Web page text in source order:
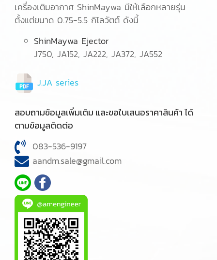
เครื่องเติมอากาศ ShinMaywa มีให้เลือกหลายรุ่น
ตั้งแต่ขนาด 0.75-5.5 กิโลวัตต์ ดังนี้
ShinMaywa Ejector
J750, JA152, JA222, JA372, JA552
J.JA series
สอบถามข้อมูลเพิ่มเติม และขอใบเสนอราคาสินค้า ได้
ตามข้อมูลติดต่อ
083-536-9197
aandm.sale@gmail.com